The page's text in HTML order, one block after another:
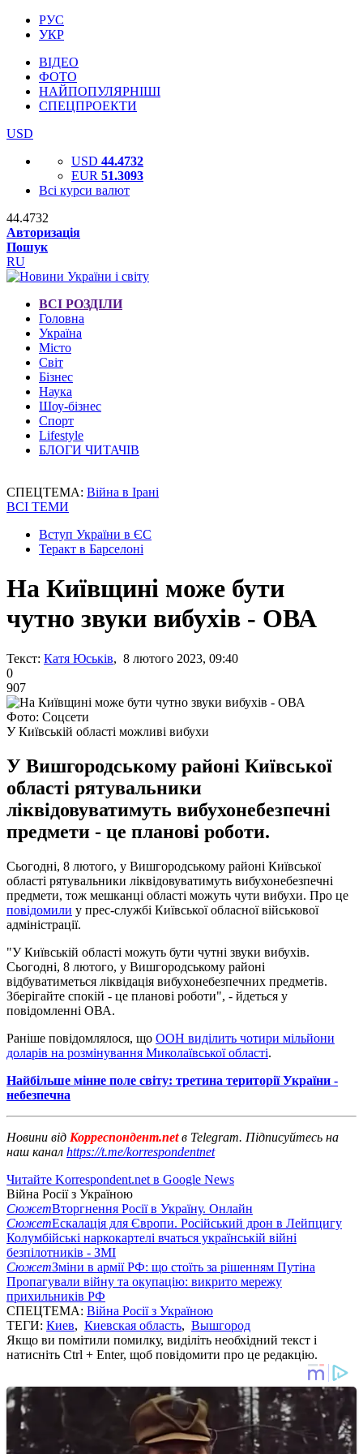
РУС
УКР
ВІДЕО
ФОТО
НАЙПОПУЛЯРНІШІ
СПЕЦПРОЕКТИ
USD
USD 44.4732
EUR 51.3093
Всі курси валют
44.4732
Авторизація
Пошук
RU
ВСІ РОЗДІЛИ
Головна
Україна
Місто
Світ
Бізнес
Наука
Шоу-бізнес
Спорт
Lifestyle
БЛОГИ ЧИТАЧІВ
СПЕЦТЕМА: Війна в Ірані
ВСІ ТЕМИ
Вступ України в ЄС
Теракт в Барселоні
На Київщині може бути
чутно звуки вибухів - ОВА
Текст: Катя Юськів, 8 лютого 2023, 09:40
0
907
Фото: Соцсети
У Київській області можливі вибухи
У Вишгородському районі Київської
області рятувальники
ліквідовуватимуть вибухонебезпечні
предмети - це планові роботи.
Сьогодні, 8 лютого, у Вишгородському районі Київської
області рятувальники ліквідовуватимуть вибухонебезпечні
предмети, тож мешканці області можуть чути вибухи. Про це
повідомили у прес-службі Київської обласної військової
адміністрації.
"У Київській області можуть бути чутні звуки вибухів.
Сьогодні, 8 лютого, у Вишгородському районі
відбуватиметься ліквідація вибухонебезпечних предметів.
Зберігайте спокій - це планові роботи", - йдеться у
повідомленні ОВА.
Раніше повідомлялося, що ООН виділить чотири мільйони
доларів на розмінування Миколаївської області.
Найбільше мінне поле світу: третина території України -
небезпечна
Новини від Корреспондент.netв Telegram. Підписуйтесь на
наш канал https://t.me/korrespondentnet
Читайте Korrespondent.net в Google News
Війна Росії з Україною
СюжетВторгнення Росії в Україну. Онлайн
СюжетЕскалація для Європи. Російський дрон в Лейпцигу
Колумбійські наркокартелі вчаться українській війні
безпілотників - ЗМІ
СюжетЗміни в армії РФ: що стоїть за рішенням Путіна
Пропагували війну та окупацію: викрито мережу
прихильників РФ
СПЕЦТЕМА: Війна Росії з Україною
ТЕГИ: Киев, Киевская область, Вышгород
Якщо ви помітили помилку, виділіть необхідний текст і
натисніть Ctrl + Enter, щоб повідомити про це редакцію.